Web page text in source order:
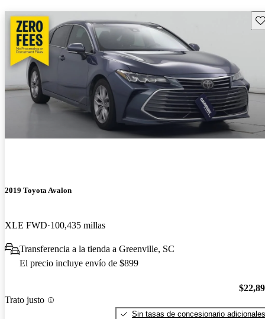
2019 Toyota Avalon
XLE FWD 100,435 millas
Transferencia a la tienda a Greenville, SC
El precio incluye envío de $899
Trato justo
Sin tasas de concesionario adicionales